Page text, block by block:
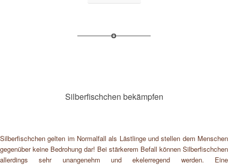
Silberfischchen bekämpfen
Silberfischchen gelten im Normalfall als Lästlinge und stellen dem Menschen
gegenüber keine Bedrohung dar! Bei stärkerem Befall können Silberfischchen
allerdings sehr unangenehm und ekelerregend werden. Eine